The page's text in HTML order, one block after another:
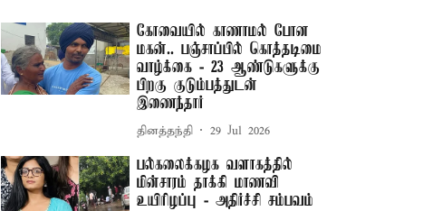
கோவையில் காணாமல் போன
மகன்.. பஞ்சாப்பில் கொத்தடிமை
வாழ்க்கை - 23 ஆண்டுகளுக்கு
பிறகு குடும்பத்துடன்
இணைந்தார்
தினத்தந்தி 29 Jul 2026
பல்கலைக்கழக வளாகத்தில்
மின்சாரம் தாக்கி மாணவி
உயிரிழப்பு - அதிர்ச்சி சம்பவம்